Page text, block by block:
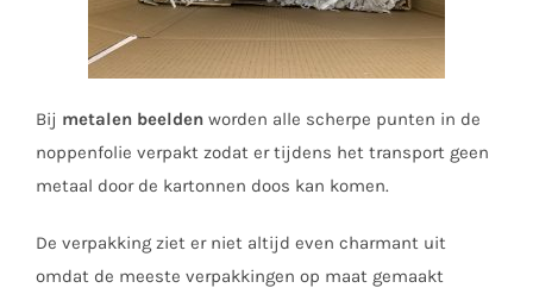
Bij metalen beeldenworden alle scherpe punten in de
noppenfolie verpakt zodat er tijdens het transport geen
metaal door de kartonnen doos kan komen.
De verpakking ziet er niet altijd even charmant uit
omdat de meeste verpakkingen op maat gemaakt